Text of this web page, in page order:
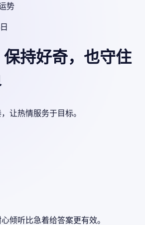
势
保持好奇，也守住
让热情服务于目标。
倾听比急着给答案更有效。